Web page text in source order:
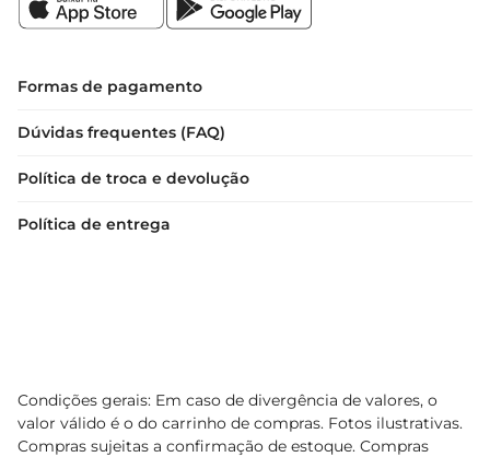
Formas de pagamento
Dúvidas frequentes (FAQ)
Política de troca e devolução
Política de entrega
Condições gerais: Em caso de divergência de valores, o
valor válido é o do carrinho de compras. Fotos ilustrativas.
Compras sujeitas a confirmação de estoque. Compras